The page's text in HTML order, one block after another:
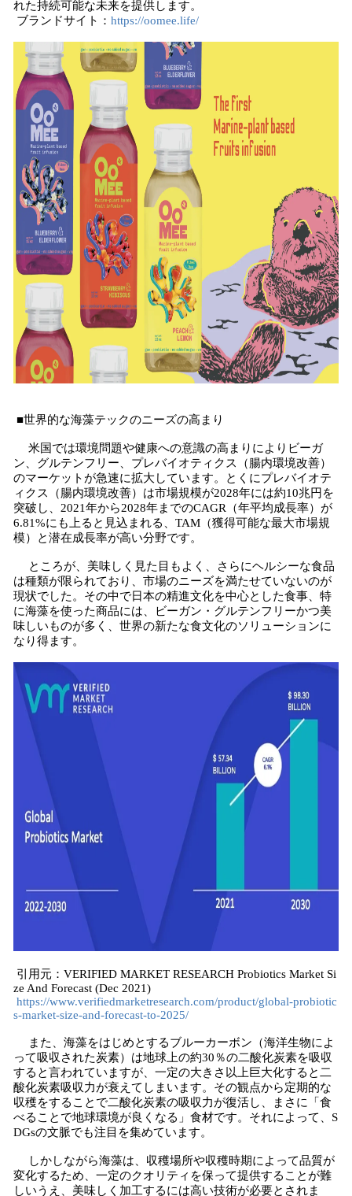
れた持続可能な未来を提供します。
ブランドサイト： https://oomee.life/
■世界的な海藻テックのニーズの高まり
米国では環境問題や健康への意識の高まりによりビーガ
ン、グルテンフリー、プレバイオティクス（腸内環境改善）
のマーケットが急速に拡大しています。とくにプレバイオテ
ィクス（腸内環境改善）は市場規模が2028年には約10兆円を
突破し、2021年から2028年までのCAGR（年平均成長率）が
6.81%にも上ると見込まれる、TAM（獲得可能な最大市場規
模）と潜在成長率が高い分野です。
ところが、美味しく見た目もよく、さらにヘルシーな食品
は種類が限られており、市場のニーズを満たせていないのが
現状でした。その中で日本の精進文化を中心とした食事、特
に海藻を使った商品には、ビーガン・グルテンフリーかつ美
味しいものが多く、世界の新たな食文化のソリューションに
なり得ます。
引用元：VERIFIED MARKET RESEARCH Probiotics Market Si
ze And Forecast (Dec 2021)
https://www.verifiedmarketresearch.com/product/global-probiotic
s-market-size-and-forecast-to-2025/
また、海藻をはじめとするブルーカーボン（海洋生物によ
って吸収された炭素）は地球上の約30％の二酸化炭素を吸収
すると言われていますが、一定の大きさ以上巨大化すると二
酸化炭素吸収力が衰えてしまいます。その観点から定期的な
収穫をすることで二酸化炭素の吸収力が復活し、まさに「食
べることで地球環境が良くなる」食材です。それによって、S
DGsの文脈でも注目を集めています。
しかしながら海藻は、収穫場所や収穫時期によって品質が
変化するため、一定のクオリティを保って提供することが難
しいうえ、美味しく加工するには高い技術が必要とされま